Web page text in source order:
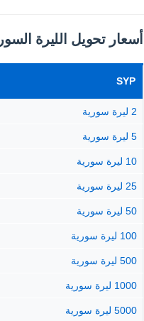
أسعار تحويل الليرة
SYP
2 ليرة سورية
5 ليرة سورية
10 ليرة سورية
25 ليرة سورية
50 ليرة سورية
100 ليرة سورية
500 ليرة سورية
1000 ليرة سورية
5000 ليرة سورية